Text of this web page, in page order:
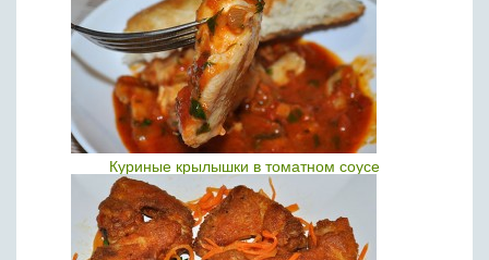
Куриные крылышки в томатном соусе